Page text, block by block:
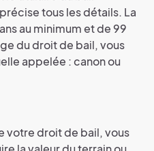
tous les détails. La
au minimum et de 99
du droit de bail, vous
appelée : canon ou
votre droit de bail, vous